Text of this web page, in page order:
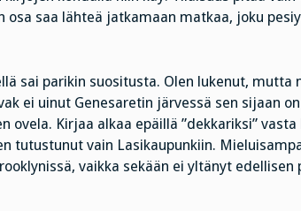
osa saa lähteä jatkamaan matkaa, joku
sai parikin suositusta. Olen lukenut, mutta
ei uinut Genesaretin järvessä sen sijaan
ovela. Kirjaa alkaa epäillä ”dekkariksi”
tutustunut vain Lasikaupunkiin.
vaikka sekään ei yltänyt edellisen